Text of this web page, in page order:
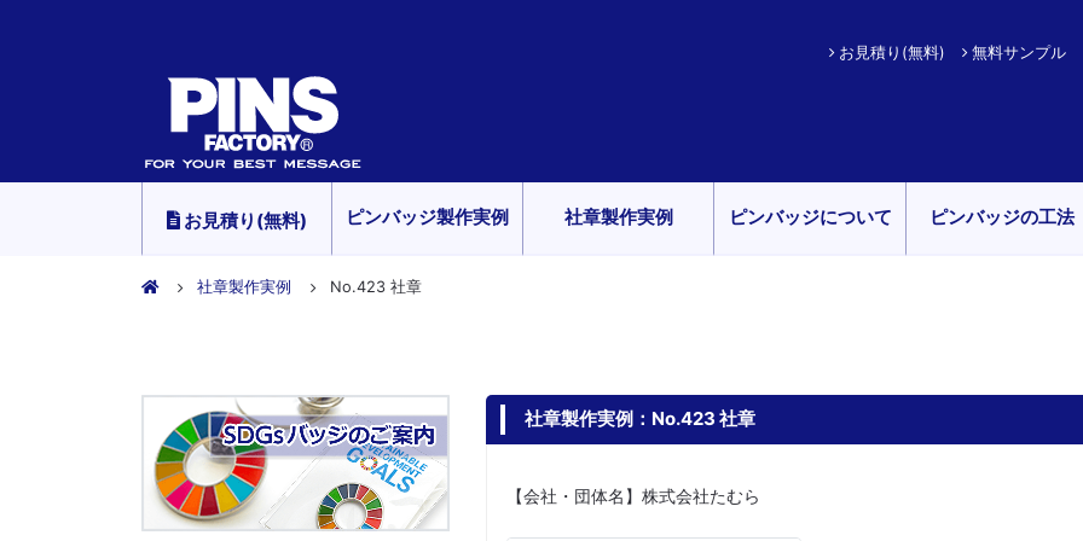
お見積り(無料) 無料サンプル
お見積り(無料) ピンバッジ製作実例 社章製作実例 ピンバッジについて ピンバッジの工法
社章製作実例 No.423 社章
社章製作実例：No.423 社章
【会社・団体名】株式会社たむら